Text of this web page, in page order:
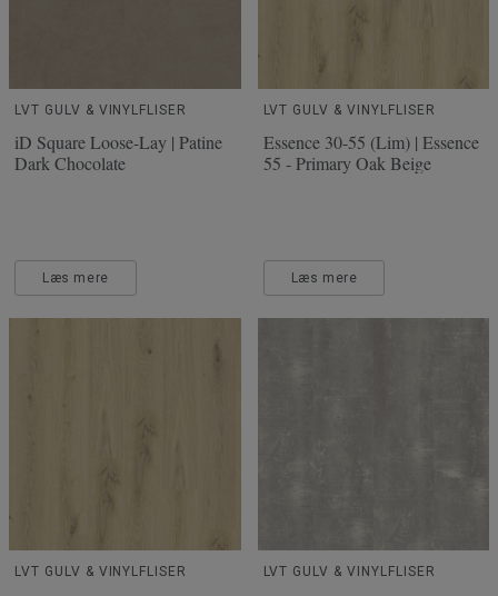
LVT GULV & VINYLFLISER
iD Square Loose-Lay | Patine
Dark Chocolate
Læs mere
LVT GULV & VINYLFLISER
Essence 30-55 (Lim) | Essence
55 - Primary Oak Beige
Læs mere
LVT GULV & VINYLFLISER LVT GULV & VINYLFLISER